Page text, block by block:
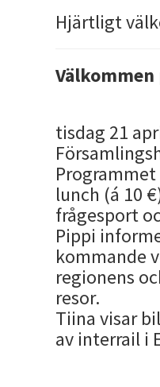
Hjärtligt
tisdag 21
lunch (á 10
frågesport
Pippi
kommande
regionens
resor.
Tiina visar
av interrail i